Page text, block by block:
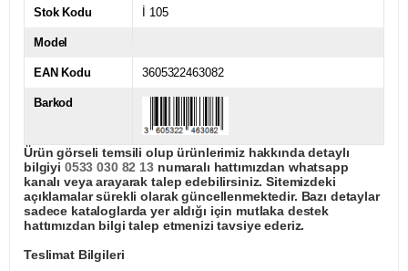
Stok Kodu İ 105
Model
EAN Kodu 3605322463082
Barkod
Ürün görseli temsili olup ürünlerimiz hakkında detaylı
bilgiyi 0533 030 82 13numaralı hattımızdan whatsapp
kanalı veya arayarak talep edebilirsiniz. Sitemizdeki
açıklamalar sürekli olarak güncellenmektedir. Bazı detaylar
sadece kataloglarda yer aldığı için mutlaka destek
hattımızdan bilgi talep etmenizi tavsiye ederiz.
Teslimat Bilgileri